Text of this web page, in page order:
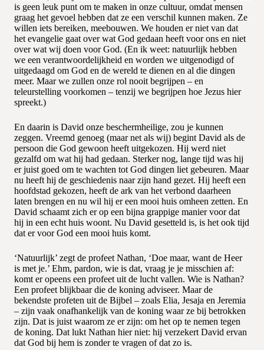
is geen leuk punt om te maken in onze cultuur, omdat mensen
graag het gevoel hebben dat ze een verschil kunnen maken. Ze
willen iets bereiken, meebouwen. We houden er niet van dat
het evangelie gaat over wat God gedaan heeft voor ons en niet
over wat wij doen voor God. (En ik weet: natuurlijk hebben
we een verantwoordelijkheid en worden we uitgenodigd of
uitgedaagd om God en de wereld te dienen en al die dingen
meer. Maar we zullen onze rol nooit begrijpen – en
teleurstelling voorkomen – tenzij we begrijpen hoe Jezus hier
spreekt.)
En daarin is David onze beschermheilige, zou je kunnen
zeggen. Vreemd genoeg (maar net als wij) begint David als de
persoon die God gewoon heeft uitgekozen. Hij werd niet
gezalfd om wat hij had gedaan. Sterker nog, lange tijd was hij
er juist goed om te wachten tot God dingen liet gebeuren. Maar
nu heeft hij de geschiedenis naar zijn hand gezet. Hij heeft een
hoofdstad gekozen, heeft de ark van het verbond daarheen
laten brengen en nu wil hij er een mooi huis omheen zetten. En
David schaamt zich er op een bijna grappige manier voor dat
hij in een echt huis woont. Nu David gesetteld is, is het ook tijd
dat er voor God een mooi huis komt.
‘Natuurlijk’ zegt de profeet Nathan, ‘Doe maar, want de Heer
is met je.’ Ehm, pardon, wie is dat, vraag je je misschien af:
komt er opeens een profeet uit de lucht vallen. Wie is Nathan?
Een profeet blijkbaar die de koning adviseer. Maar de
bekendste profeten uit de Bijbel – zoals Elia, Jesaja en Jeremia
– zijn vaak onafhankelijk van de koning waar ze bij betrokken
zijn. Dat is juist waarom ze er zijn: om het op te nemen tegen
de koning. Dat lukt Nathan hier niet: hij verzekert David ervan
dat God bij hem is zonder te vragen of dat zo is.